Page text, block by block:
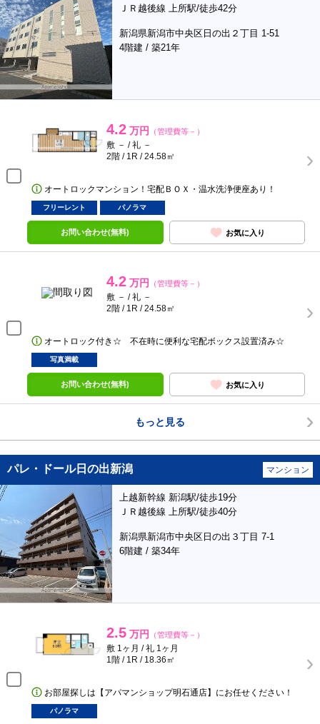
ＪＲ越後線 上所駅/徒歩42分
新潟県新潟市中央区日の出２丁目 1-51
4階建 / 築21年
4.2 万円 （管理費等－）
敷 － / 礼 －
2階 / 1R / 24.58㎡
オートロックマンション！宅配ＢＯＸ・温水洗浄便座あり！
フリーレント パノラマ
お問い合わせ(無料) お気に入り
4.2 万円 （管理費等－）
敷 － / 礼 －
2階 / 1R / 24.58㎡
オートロック付き☆ 不在時に便利な宅配ボックス設置済み☆
写真満載
お問い合わせ(無料) お気に入り
もっと見る
パレ・ドール日の出新潟 マンション
上越新幹線 新潟駅/徒歩19分
ＪＲ越後線 上所駅/徒歩40分
新潟県新潟市中央区日の出３丁目 7-1
6階建 / 築34年
2.5 万円 （管理費等－）
敷 1ヶ月 / 礼 1ヶ月
1階 / 1R / 18.36㎡
お部屋探しは【アパマンショップ明石通店】にお任せください！
パノラマ